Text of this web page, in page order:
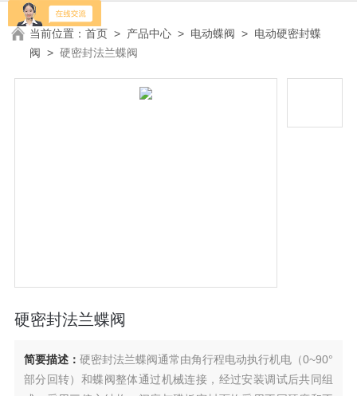
当前位置：首页 > 产品中心 > 电动蝶阀 > 电动硬密封蝶
阀 >硬密封法兰蝶阀
硬密封法兰蝶阀
简要描述： 硬密封法兰蝶阀通常由角行程电动执行机电（0~90°
部分回转）和蝶阀整体通过机械连接，经过安装调试后共同组